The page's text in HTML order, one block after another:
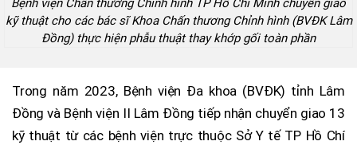
Bệnh viện Chấn thương Chỉnh hình TP Hồ Chí Minh chuyển giao
kỹ thuật cho các bác sĩ Khoa Chấn thương Chỉnh hình (BVĐK Lâm
Đồng) thực hiện phẫu thuật thay khớp gối toàn phần
Trong năm 2023, Bệnh viện Đa khoa (BVĐK) tỉnh Lâm
Đồng và Bệnh viện II Lâm Đồng tiếp nhận chuyển giao 13
kỹ thuật từ các bệnh viện trực thuộc Sở Y tế TP Hồ Chí